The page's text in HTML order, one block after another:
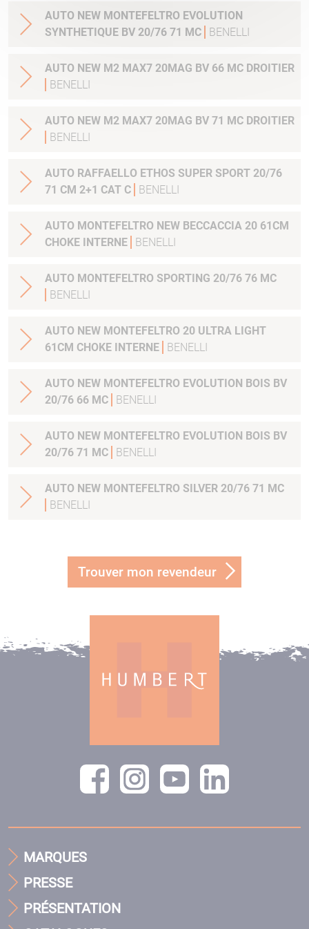
AUTO NEW MONTEFELTRO EVOLUTION
SYNTHETIQUE BV 20/76 71 MC
BENELLI
AUTO NEW M2 MAX7 20MAG BV 66 MC DROITIER
BENELLI
AUTO NEW M2 MAX7 20MAG BV 71 MC DROITIER
BENELLI
AUTO RAFFAELLO ETHOS SUPER SPORT 20/76
71 CM 2+1 CAT C
BENELLI
AUTO MONTEFELTRO NEW BECCACCIA 20 61CM
CHOKE INTERNE
BENELLI
AUTO MONTEFELTRO SPORTING 20/76 76 MC
BENELLI
AUTO NEW MONTEFELTRO 20 ULTRA LIGHT
61CM CHOKE INTERNE
BENELLI
AUTO NEW MONTEFELTRO EVOLUTION BOIS BV
20/76 66 MC
BENELLI
AUTO NEW MONTEFELTRO EVOLUTION BOIS BV
20/76 71 MC
BENELLI
AUTO NEW MONTEFELTRO SILVER 20/76 71 MC
BENELLI
Trouver mon revendeur
MARQUES
PRESSE
PRÉSENTATION